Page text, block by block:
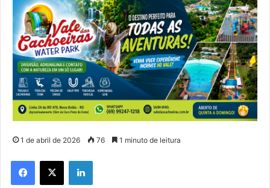
1 de abril de 2026 76 1 minuto de leitura
Facebook
X Linkedin